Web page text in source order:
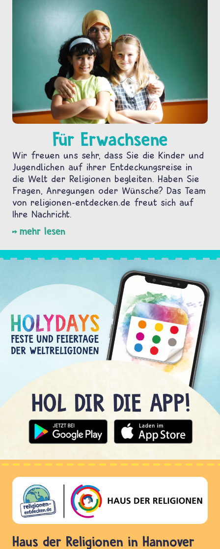
Für Erwachsene
Wir freuen uns sehr, dass Sie die Kinder und
Jugendlichen auf ihrer Entdeckungsreise in
die Welt der Religionen begleiten. Haben Sie
Fragen, Anregungen oder Wünsche? Das Team
von religionen-entdecken.de freut sich auf
Ihre Nachricht.
mehr lesen
Haus der Religionen in Hannover